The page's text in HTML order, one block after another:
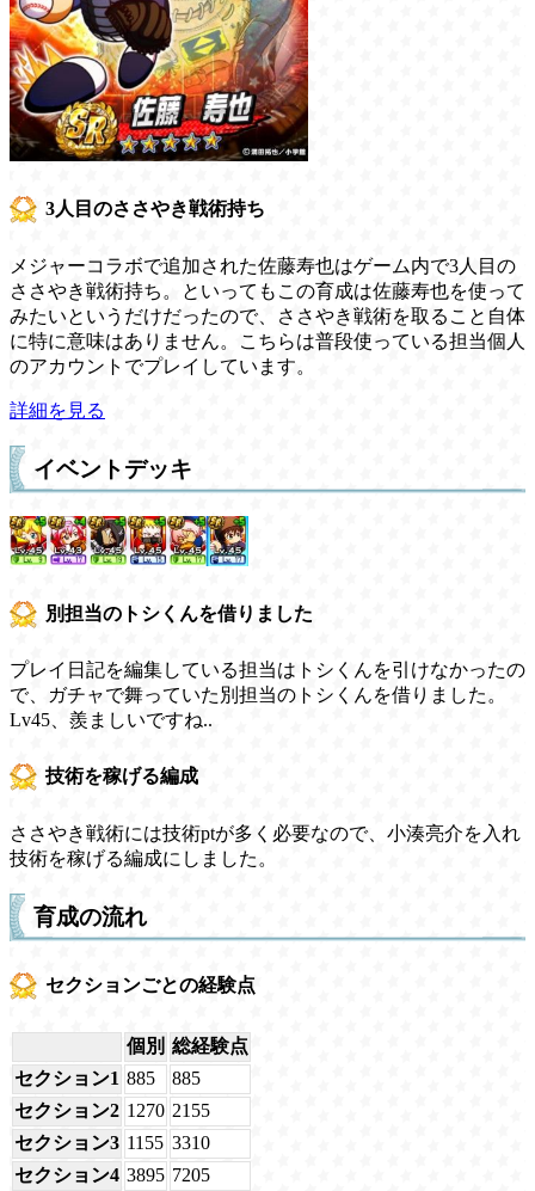
3人目のささやき戦術持ち
メジャーコラボで追加された佐藤寿也はゲーム内で3人目の
ささやき戦術持ち。といってもこの育成は佐藤寿也を使って
みたいというだけだったので、ささやき戦術を取ること自体
に特に意味はありません。こちらは普段使っている担当個人
のアカウントでプレイしています。
詳細を見る
イベントデッキ
別担当のトシくんを借りました
プレイ日記を編集している担当はトシくんを引けなかったの
で、ガチャで舞っていた別担当のトシくんを借りました。
Lv45、羨ましいですね..
技術を稼げる編成
ささやき戦術には技術ptが多く必要なので、小湊亮介を入れ
技術を稼げる編成にしました。
育成の流れ
セクションごとの経験点
個別 総経験点
セクション1 885
885
セクション2 1270 2155
セクション3 1155 3310
セクション4 3895 7205